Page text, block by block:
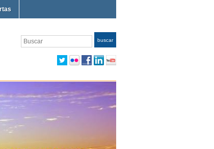
Buscar buscar